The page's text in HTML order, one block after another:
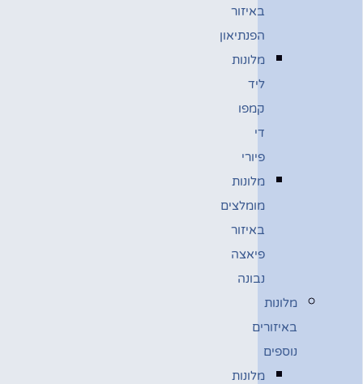
באיזור
הפנתיאון
מלונות
ליד
קמפו
די
פיורי
מלונות
מומלצים
באיזור
פיאצה
נבונה
מלונות
באיזורים
נוספים
מלונות